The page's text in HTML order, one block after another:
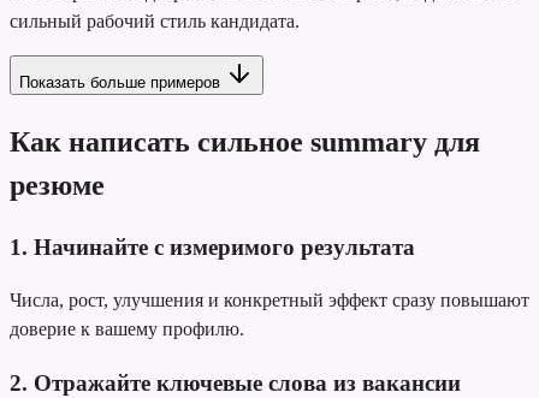
сильный рабочий стиль кандидата.
Показать больше примеров
Как написать сильное summary для
резюме
1. Начинайте с измеримого результата
Числа, рост, улучшения и конкретный эффект сразу повышают
доверие к вашему профилю.
2. Отражайте ключевые слова из вакансии